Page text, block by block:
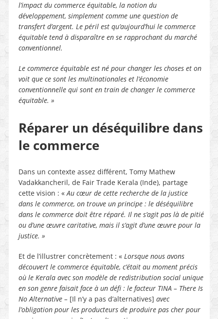
l’impact du commerce équitable, la notion du
développement, simplement comme une question de
transfert d’argent. Le péril est qu’aujourd’hui le commerce
équitable tend à disparaître en se rapprochant du marché
conventionnel.
Le commerce équitable est né pour changer les choses et on
voit que ce sont les multinationales et l’économie
conventionnelle qui sont en train de changer le commerce
équitable. »
Réparer un déséquilibre dans
le commerce
Dans un contexte assez différent, Tomy Mathew
Vadakkancheril, de Fair Trade Kerala (Inde), partage
cette vision : «Au cœur de cette recherche de la justice
dans le commerce, on trouve un principe : le déséquilibre
dans le commerce doit être réparé. Il ne s’agit pas là de pitié
ou d’une œuvre caritative, mais il s’agit d’une œuvre pour la
justice. »
Et de l’illustrer concrètement : « Lorsque nous avons
découvert le commerce équitable, c’était au moment précis
où le Kerala avec son modèle de redistribution social unique
en son genre faisait face à un défi : le facteur TINA – There Is
No Alternative – [Il n’y a pas d’alternatives] avec
l’obligation pour les producteurs de produire pas cher pour